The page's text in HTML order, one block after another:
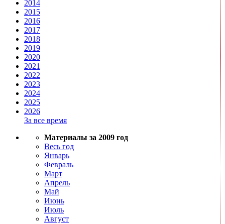
2014
2015
2016
2017
2018
2019
2020
2021
2022
2023
2024
2025
2026
За все время
Материалы за 2009 год
Весь год
Январь
Февраль
Март
Апрель
Май
Июнь
Июль
Август